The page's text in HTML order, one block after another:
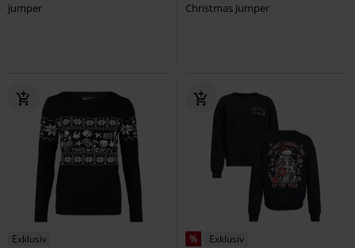
jumper
Christmas Jumper
Exklusiv
% Exklusiv